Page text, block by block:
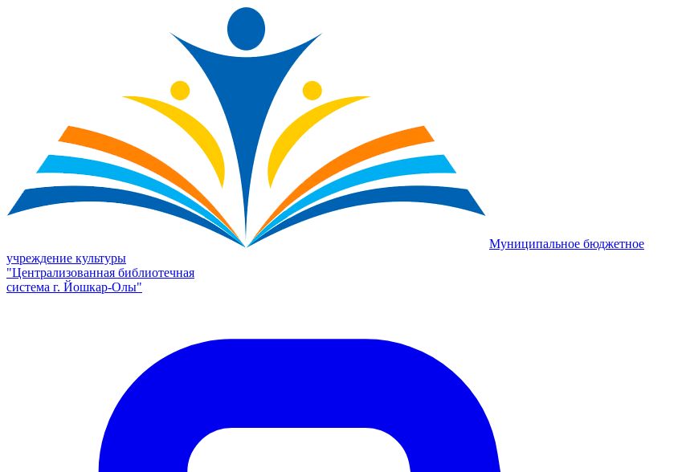
Муниципальное бюджетное
учреждение культуры
"Централизованная библиотечная
система г. Йошкар-Олы"